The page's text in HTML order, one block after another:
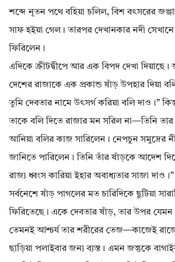
শব্দে নূতন পথে বহিয়া চলিল, বিশ বৎসরের
সাফ হইয়া গেল। তারপর দেখানকার নদী সেখানে
ফিরিলেন।
এদিকে ক্রীটদ্বীপে আর এক বিপদ দেখা
দেশের রাজাকে এক প্রকান্ড ষাঁড় উপহার দিয়া
তুমি দেবতার নামে উৎসর্গ করিয়া বলি দাও।”
তাকে বলি দিতে রাজার মন সরিল না—তিনি
আনিয়া বলির কাজ সারিলেন। নেপচুন সমুদ্রের
জানিতে পারিলেন। তিনি তাঁর ষাঁড়কে আদেশ
রাজ্য ধ্বংস কারিয়া ইহার অবাধ্যতার সাজা
সর্বনেশে ষাঁড় পাগলের মত চারিদিকে ছুটিয়া
ফিরিতেছে। একে দেবতার ষাঁড়, তার উপর যেমন
তেমনই আশ্চর্য তার শরীরের তেজ—কাজেই
ছাড়িয়া পলাইবার জন্য ব্যস্ত। এমন জন্তুকে